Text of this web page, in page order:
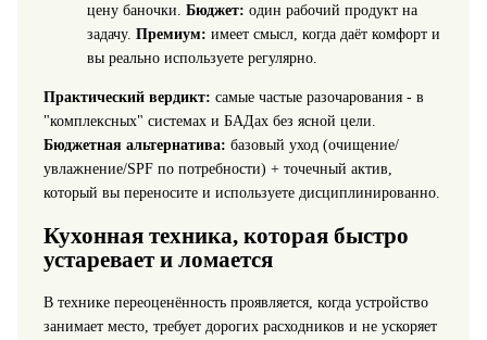
цену баночки. Бюджет: один рабочий продукт на
задачу. Премиум: имеет смысл, когда даёт комфорт и
вы реально используете регулярно.
Практический вердикт: самые частые разочарования - в
"комплексных" системах и БАДах без ясной цели.
Бюджетная альтернатива: базовый уход (очищение/
увлажнение/SPF по потребности) + точечный актив,
который вы переносите и используете дисциплинированно.
Кухонная техника, которая быстро
устаревает и ломается
В технике переоценённость проявляется, когда устройство
занимает место, требует дорогих расходников и не ускоряет